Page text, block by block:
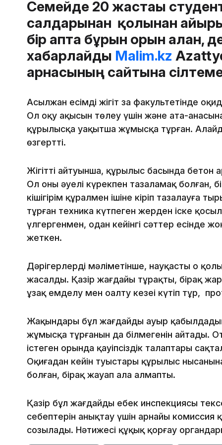
Семейде 20 жастағы
салдарынан қолынан
бір апта бұрын орын алған,
хабарлайды Malim.kz
арнасының сайтына
Асылжан есімді жігіт заң факультетінде
Ол оқу ақысын төлеу үшін және ата-
құрылысқа уақытша жұмысқа тұрған.
өзгертті.
Жігіттің айтуынша, құрылыс басында бетон
Ол оны әуелі күрекпен тазаламақ болған,
кішігірім құралмен ішіне кіріп тазалауға
тұрған техника күтпеген жерден іске
үлгергенмен, одан кейінгі сәттер есінде
жеткен.
Дәрігерлердің мәліметінше, науқастың оң
жасалды. Қазір жағдайы тұрақты, бірақ
ұзақ емделу мен оңалту кезеңі күтіп тұр,
Жақындары бұл жағдайды ауыр қабылдадық
жұмысқа тұрғанын да білмегенін айтады.
істеген орында қауіпсіздік талаптары
Оқиғадан кейін туыстары құрылыс
болған, бірақ жауап ала алмапты.
Қазір бұл жағдайды еңбек инспекциясы
себептерін анықтау үшін арнайы комиссия
созылады. Нәтижесі құқық қорғау